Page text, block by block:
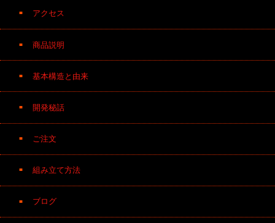
アクセス
商品説明
基本構造と由来
開発秘話
ご注文
組み立て方法
ブログ